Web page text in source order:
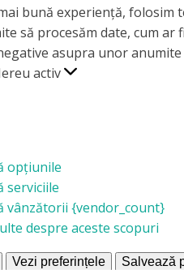
bună experiență, folosim
să procesăm date, cum
asupra unor
activ
opțiunile
serviciile
vânzătorii {vendor_count}
despre aceste scopuri
Vezi preferințele Salvează